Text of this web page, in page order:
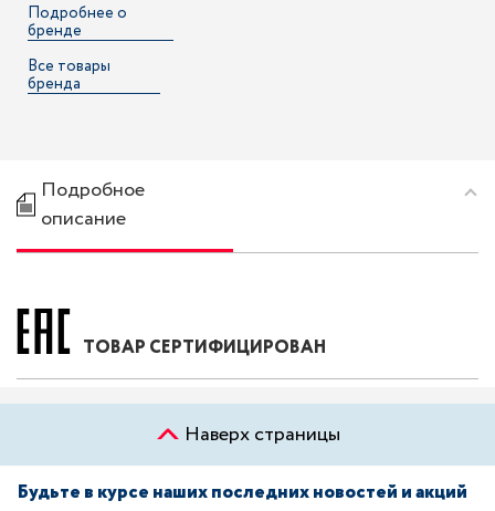
Подробнее о
бренде
Все товары
бренда
Подробное
описание
ТОВАР СЕРТИФИЦИРОВАН
Наверх страницы
Будьте в курсе наших последних новостей и акций